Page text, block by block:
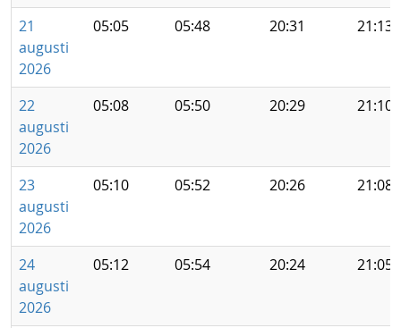
21
augusti
2026
05:05 05:48 20:31 21:13
22
augusti
2026
05:08 05:50 20:29 21:10
23
augusti
2026
05:10 05:52 20:26 21:08
24
augusti
2026
05:12 05:54 20:24 21:05